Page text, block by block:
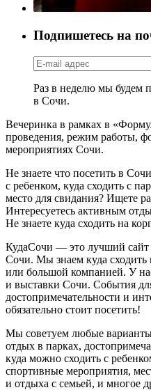
Подпишетесь на
Раз в неделю мы будем
в Сочи.
Вечеринка в рамках в
проведения, режим работы,
мероприятиях Сочи.
Не знаете что посетить в
с ребенком, куда сходить с
место для свидания? Ищете
Интересуетесь активным
Не знаете куда сходить на
КудаСочи — это лучший
Сочи. Мы знаем куда
или большой компанией. У
и выставки Сочи. События
достопримечательности и
обязательно стоит посетить!
Мы советуем любые
отдых в парках,
куда можно сходить с
спортивные мероприятия,
и отдыха с семьей, и многое